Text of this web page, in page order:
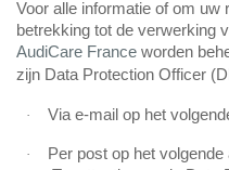
Voor alle informatie of om uw
betrekking tot de verwerking
AudiCare France worden
zijn Data Protection Officer
· Via e-mail op het
·
Per post op het volgende